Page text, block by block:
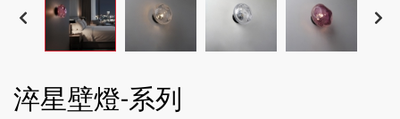
淬星壁燈-系列